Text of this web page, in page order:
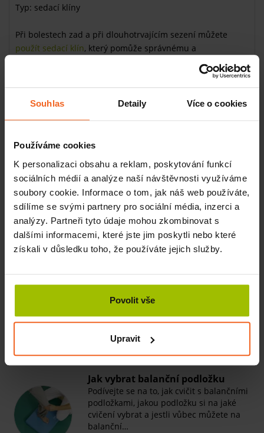
Souhlas Detaily Více o cookies
Používáme cookies
K personalizaci obsahu a reklam, poskytování funkcí
sociálních médií a analýze naší návštěvnosti využíváme
soubory cookie. Informace o tom, jak náš web používáte,
sdílíme se svými partnery pro sociální média, inzerci a
analýzy. Partneři tyto údaje mohou zkombinovat s
dalšími informacemi, které jste jim poskytli nebo které
získali v důsledku toho, že používáte jejich služby.
Povolit vše
Upravit
Typ: sedací klíny
Při bolestech zad a při dlouhotrvajícím sezení můžete
použít sedací klín, který pomůže správnému a
můžete použít jak
doma tak v kanceláři, a dovede vás ke správnému držení
těla. Potah je vyroben z bavlny, možnost praní do 30°C.
Tvrdost kompozitní pěny je RG100.
Související produkty
Sedací klín Fit Sit, 38 cm, modrý
SKLADEM
569 Kč
Overball Mambo, 26 cm, modrý
Související články
Jak vybrat balanční podložku
Podívejte se na to, jak cvičit s balančními
podložkami, jakou podložku si na jaké
cvičení vybrat a jestli vůbec můžete na
balanční…